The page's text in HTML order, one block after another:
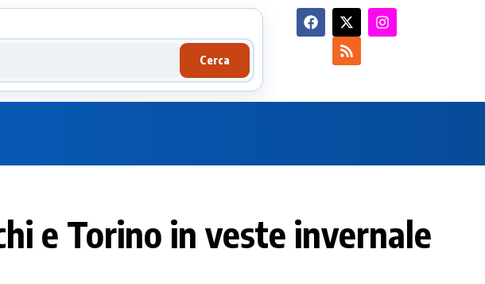
Cerca
e Torino in veste invernale